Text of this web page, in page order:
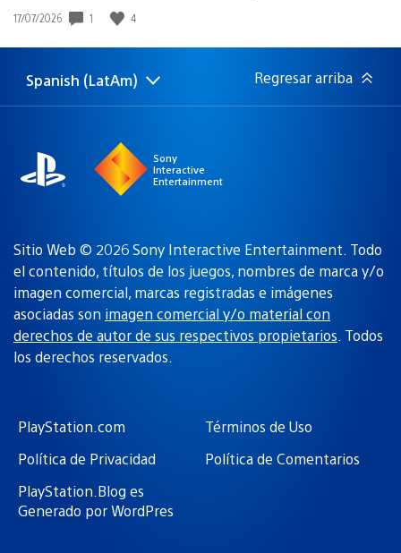
Fecha
publicación:
17/07/2026 1 4
Elige
Región
Spanish (LatAm) Regresar arriba
Sony
Interactive
Entertainment
Sitio Web © 2026 Sony Interactive Entertainment. Todo
el contenido, títulos de los juegos, nombres de marca y/o
imagen comercial, marcas registradas e imágenes
asociadas son imagen comercial y/o material con
derechos de autor de sus respectivos propietarios. Todos
los derechos reservados.
PlayStation.com
Términos de Uso
Política de Privacidad
Política de Comentarios
PlayStation.Blog es
Generado por WordPres